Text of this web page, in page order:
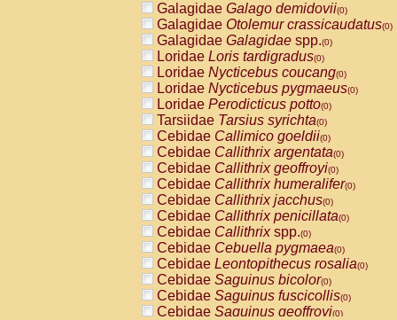
Galagidae Galago demidovii(0)
Galagidae Otolemur crassicaudatus(0)
Galagidae Galagidae spp.(0)
Loridae Loris tardigradus(0)
Loridae Nycticebus coucang(0)
Loridae Nycticebus pygmaeus(0)
Loridae Perodicticus potto(0)
Tarsiidae Tarsius syrichta(0)
Cebidae Callimico goeldii(0)
Cebidae Callithrix argentata(0)
Cebidae Callithrix geoffroyi(0)
Cebidae Callithrix humeralifer(0)
Cebidae Callithrix jacchus(0)
Cebidae Callithrix penicillata(0)
Cebidae Callithrixspp.(0)
Cebidae Cebuella pygmaea(0)
Cebidae Leontopithecus rosalia(0)
Cebidae Saguinus bicolor(0)
Cebidae Saguinus fuscicollis(0)
Cebidae Saguinus geoffroyi(0)